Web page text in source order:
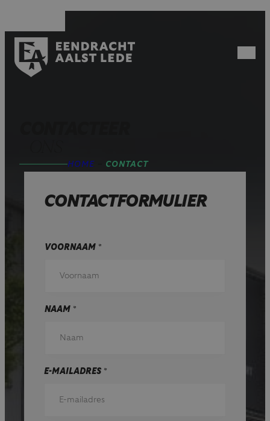
inhoud
menu
HOME CONTACT
CONTACTFORMULIER
VOORNAAM *
NAAM *
E-MAILADRES *